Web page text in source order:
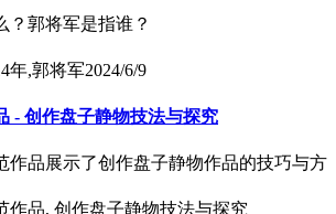
？郭将军是指谁？
年,郭将军2024/6/9
- 创作盘子静物技法与探究
作品展示了创作盘子静物作品的技巧与方